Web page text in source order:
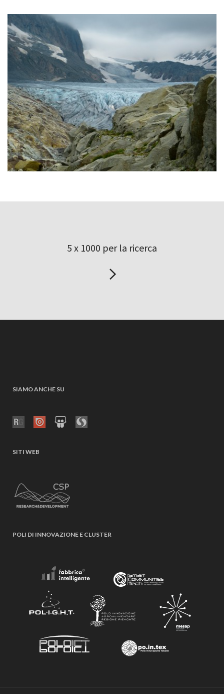
5 x 1000 per la ricerca
SIAMO ANCHE SU
SITI WEB
POLI DI INNOVAZIONE E CLUSTER